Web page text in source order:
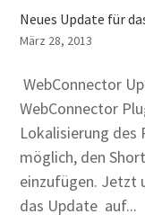
Neues Update für
März 28, 2013
WebConnector
WebConnector
Lokalisierung des
möglich, den
einzufügen. Jetzt
das Update auf...